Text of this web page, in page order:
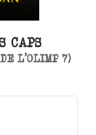
CAPS
L'OLIMP 7)